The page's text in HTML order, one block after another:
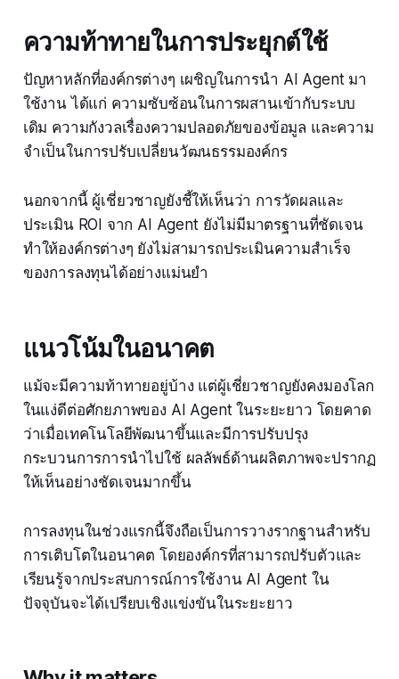
ความท้าทายในการประยุกต์ใช้
ปัญหาหลักที่องค์กรต่างๆ เผชิญในการนำ AI Agent มา
ใช้งาน ได้แก่ ความซับซ้อนในการผสานเข้ากับระบบ
เดิม ความกังวลเรื่องความปลอดภัยของข้อมูล และความ
จำเป็นในการปรับเปลี่ยนวัฒนธรรมองค์กร
นอกจากนี้ ผู้เชี่ยวชาญยังชี้ให้เห็นว่า การวัดผลและ
ประเมิน ROI จาก AI Agent ยังไม่มีมาตรฐานที่ชัดเจน
ทำให้องค์กรต่างๆ ยังไม่สามารถประเมินความสำเร็จ
ของการลงทุนได้อย่างแม่นยำ
แนวโน้มในอนาคต
แม้จะมีความท้าทายอยู่บ้าง แต่ผู้เชี่ยวชาญยังคงมองโลก
ในแง่ดีต่อศักยภาพของ AI Agent ในระยะยาว โดยคาด
ว่าเมื่อเทคโนโลยีพัฒนาขึ้นและมีการปรับปรุง
กระบวนการการนำไปใช้ ผลลัพธ์ด้านผลิตภาพจะปรากฏ
ให้เห็นอย่างชัดเจนมากขึ้น
การลงทุนในช่วงแรกนี้จึงถือเป็นการวางรากฐานสำหรับ
การเติบโตในอนาคต โดยองค์กรที่สามารถปรับตัวและ
เรียนรู้จากประสบการณ์การใช้งาน AI Agent ใน
ปัจจุบันจะได้เปรียบเชิงแข่งขันในระยะยาว